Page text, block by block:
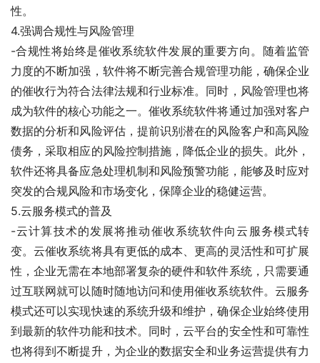
性。
4.强调合规性与风险管理
-合规性将始终是催收系统软件发展的重要方向。随着监管
力度的不断加强，软件将不断完善合规管理功能，确保企业
的催收行为符合法律法规和行业标准。同时，风险管理也将
成为软件的核心功能之一。催收系统软件将通过加强对客户
数据的分析和风险评估，提前识别潜在的风险客户和高风险
债务，采取相应的风险控制措施，降低企业的损失。此外，
软件还将具备应急处理机制和风险预警功能，能够及时应对
突发的合规风险和市场变化，保障企业的稳健运营。
5.云服务模式的普及
-云计算技术的发展将推动催收系统软件向云服务模式转
变。云催收系统将具有更低的成本、更高的灵活性和可扩展
性，企业无需在本地部署复杂的硬件和软件系统，只需要通
过互联网就可以随时随地访问和使用催收系统软件。云服务
模式还可以实现快速的系统升级和维护，确保企业始终使用
到最新的软件功能和技术。同时，云平台的安全性和可靠性
也将得到不断提升，为企业的数据安全和业务运营提供有力